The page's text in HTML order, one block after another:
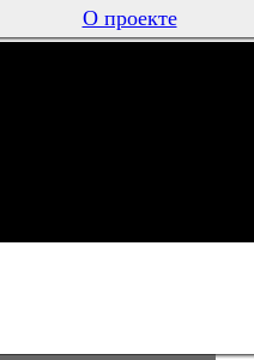
О проекте